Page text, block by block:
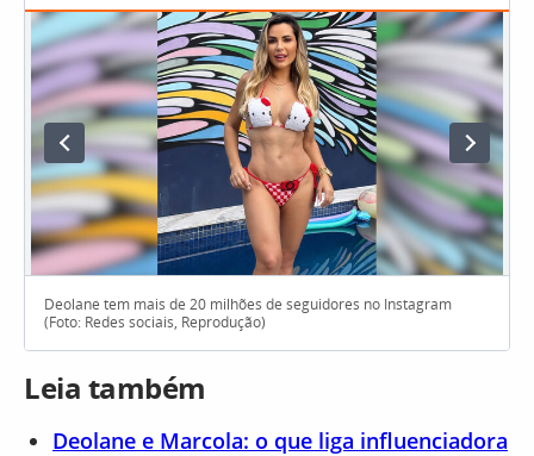
Deolane tem mais de 20 milhões de seguidores no Instagram
(Foto: Redes sociais, Reprodução)
Leia também
Deolane e Marcola: o que liga influenciadora